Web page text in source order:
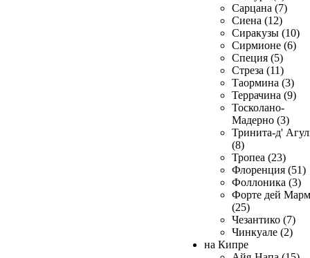
Сарцана (7)
Сиена (12)
Сиракузы (10)
Сирмионе (6)
Специя (5)
Стреза (11)
Таормина (3)
Террачина (9)
Тосколано-
Мадерно (3)
Тринита-д'
(8)
Тропеа (23)
Флоренция (51)
Фоллоника (3)
Форте дей
(25)
Чезантико (7)
Чинкуале (2)
на Кипре